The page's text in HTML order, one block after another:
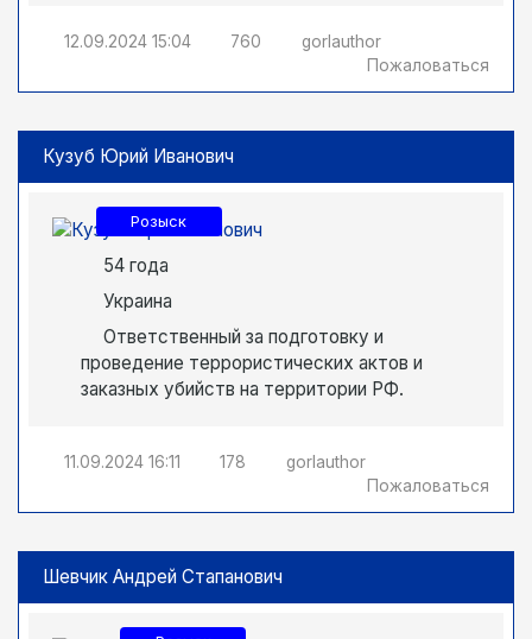
12.09.2024 15:04 760
gorlauthor
Пожаловаться
Кузуб Юрий Иванович
Розыск
54 года
Украина
Ответственный за подготовку и
проведение террористических актов и
заказных убийств на территории РФ.
11.09.2024 16:11 178
gorlauthor
Пожаловаться
Шевчик Андрей Стапанович